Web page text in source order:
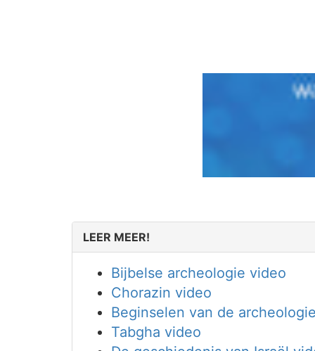
LEER MEER!
Bijbelse archeologie video
Chorazin video
Beginselen van de
Tabgha video